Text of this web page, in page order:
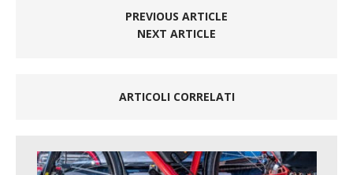
PREVIOUS ARTICLE
NEXT ARTICLE
ARTICOLI CORRELATI